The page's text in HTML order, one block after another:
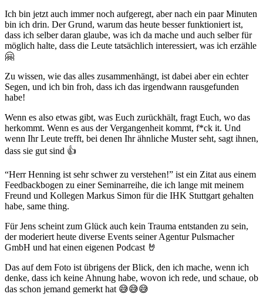
Ich bin jetzt auch immer noch aufgeregt, aber nach ein paar Minuten
bin ich drin. Der Grund, warum das heute besser funktioniert ist,
dass ich selber daran glaube, was ich da mache und auch selber für
möglich halte, dass die Leute tatsächlich interessiert, was ich erzähle
🤗
Zu wissen, wie das alles zusammenhängt, ist dabei aber ein echter
Segen, und ich bin froh, dass ich das irgendwann rausgefunden
habe!
Wenn es also etwas gibt, was Euch zurückhält, fragt Euch, wo das
herkommt. Wenn es aus der Vergangenheit kommt, f*ck it. Und
wenn Ihr Leute trefft, bei denen Ihr ähnliche Muster seht, sagt ihnen,
dass sie gut sind 👍
“Herr Henning ist sehr schwer zu verstehen!” ist ein Zitat aus einem
Feedbackbogen zu einer Seminarreihe, die ich lange mit meinem
Freund und Kollegen Markus Simon für die IHK Stuttgart gehalten
habe, same thing.
Für Jens scheint zum Glück auch kein Trauma entstanden zu sein,
der moderiert heute diverse Events seiner Agentur Pulsmacher
GmbH und hat einen eigenen Podcast 🤘
Das auf dem Foto ist übrigens der Blick, den ich mache, wenn ich
denke, dass ich keine Ahnung habe, wovon ich rede, und schaue, ob
das schon jemand gemerkt hat 😅😅😅